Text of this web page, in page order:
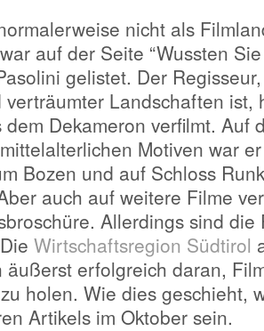
nicht als
auf der Seite “Wussten
gelistet. Der
verträumter Landschaften ist,
dem Dekameron verfilmt. Auf
Motiven war
Bozen und auf Schloss
auch auf weitere Filme
Allerdings sind die
Wirtschaftsregion Südtirol
äußerst erfolgreich daran,
holen. Wie dies geschieht,
Artikels im Oktober sein.